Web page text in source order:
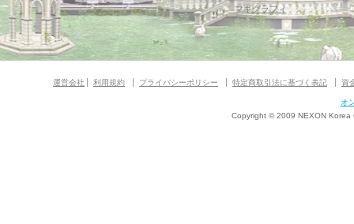
マギグラフィ
運営会社 利用規約 プライバシーポリシー 特定商取引法に基づく表記 資
オ
Copyright © 2009 NEXON Korea